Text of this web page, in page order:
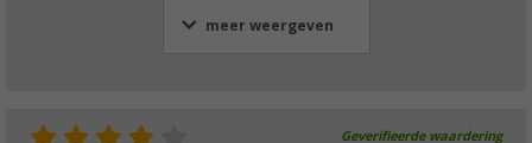
meer weergeven
Geverifieerde waardering